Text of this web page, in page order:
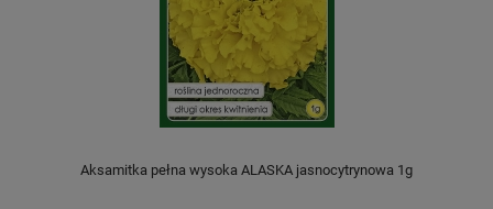
Aksamitka pełna wysoka ALASKA jasnocytrynowa 1g